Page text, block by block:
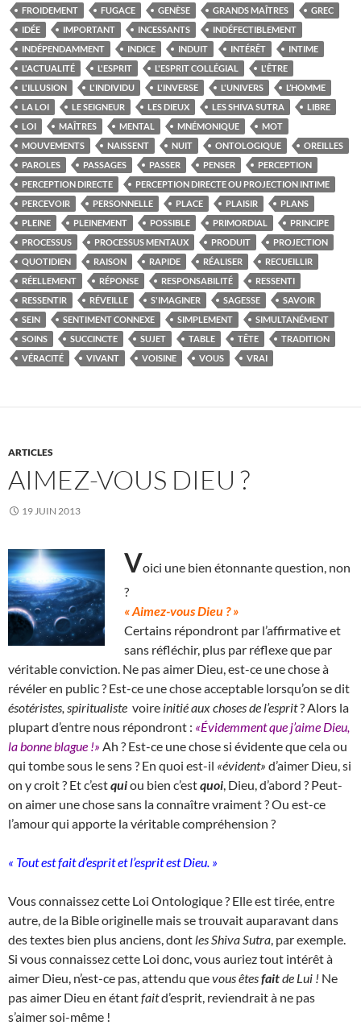
FROIDEMENT FUGACE GENÈSE GRANDS MAÎTRES
GREC
IDÉE
IMPORTANT INCESSANTS
INDÉFECTIBLEMENT
INDÉPENDAMMENT
INDICE INDUIT INTÉRÊT
INTIME
L'ACTUALITÉ
L'ESPRIT L'ESPRIT COLLÉGIAL
L'ÊTRE
L'ILLUSION
L'INDIVIDU L'INVERSE L'UNIVERS
L’HOMME
LA LOI
LE SEIGNEUR LES DIEUX LES SHIVA SUTRA
LIBRE
LOI
MAÎTRES MENTAL MNÉMONIQUE
MOT
MOUVEMENTS
NAISSENT NUIT ONTOLOGIQUE
OREILLES
PAROLES
PASSAGES PASSER PENSER
PERCEPTION
PERCEPTION DIRECTE
PERCEPTION DIRECTE OU PROJECTION INTIME
PERCEVOIR
PERSONNELLE PLACE PLAISIR
PLANS
PLEINE
PLEINEMENT POSSIBLE PRIMORDIAL
PRINCIPE
PROCESSUS
PROCESSUS MENTAUX PRODUIT
PROJECTION
QUOTIDIEN
RAISON RAPIDE RÉALISER
RECUEILLIR
RÉELLEMENT
RÉPONSE RESPONSABILITÉ
RESSENTI
RESSENTIR
RÉVEILLE S'IMAGINER SAGESSE
SAVOIR
SEIN
SENTIMENT CONNEXE SIMPLEMENT
SIMULTANÉMENT
SOINS
SUCCINCTE SUJET TABLE TÊTE
TRADITION
VÉRACITÉ
VIVANT VOISINE VOUS VRAI
ARTICLES
AIMEZ-VOUS DIEU ?
19 JUIN 2013
Voici une bien étonnante question, non
?
« Aimez-vous Dieu ? »
Certains répondront par l’affirmative et
sans réfléchir, plus par réflexe que par
véritable conviction. Ne pas aimer Dieu, est-ce une chose à
révéler en public ? Est-ce une chose acceptable lorsqu’on se dit
ésotéristes, spiritualiste voire initié aux choses de l’esprit? Alors la
plupart d’entre nous répondront : «Évidemment que j’aime Dieu,
la bonne blague !» Ah ? Est-ce une chose si évidente que cela ou
qui tombe sous le sens ? En quoi est-il «évident» d’aimer Dieu, si
on y croit ? Et c’estquiou bien c’estquoi , Dieu, d’abord ? Peut-
on aimer une chose sans la connaître vraiment ? Ou est-ce
l’amour qui apporte la véritable compréhension ?
« Tout est fait d’esprit et l’esprit est Dieu. »
Vous connaissez cette Loi Ontologique ? Elle est tirée, entre
autre, de la Bible originelle mais se trouvait auparavant dans
des textes bien plus anciens, dont les Shiva Sutra , par exemple.
Si vous connaissez cette Loi donc, vous auriez tout intérêt à
aimer Dieu, n’est-ce pas, attendu quevous êtesfaitde Lui ! Ne
pas aimer Dieu en étantfaitd’esprit, reviendrait à ne pas
s’aimer soi-même !